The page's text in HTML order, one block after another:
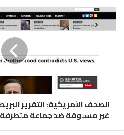
الصحف الأمريكية: التقرير
غير مسبوقة ضد جماعة